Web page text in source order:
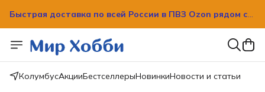
Быстрая доставка по всей России в ПВЗ Ozon рядом с
КолумбусАкцииБестселлерыНовинкиНовости и статьи